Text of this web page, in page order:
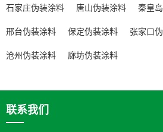
石家庄伪装涂料 唐山伪装涂料 秦皇
邢台伪装涂料
保定伪装涂料 张家口
沧州伪装涂料
廊坊伪装涂料
联系我们